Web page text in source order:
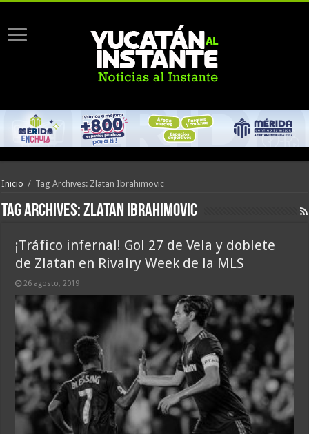
Inicio / Tag Archives: Zlatan Ibrahimovic
Tag Archives:Zlatan Ibrahimovic
¡Tráfico infernal! Gol 27 de Vela y doblete
de Zlatan en Rivalry Week de la MLS
26 agosto, 2019